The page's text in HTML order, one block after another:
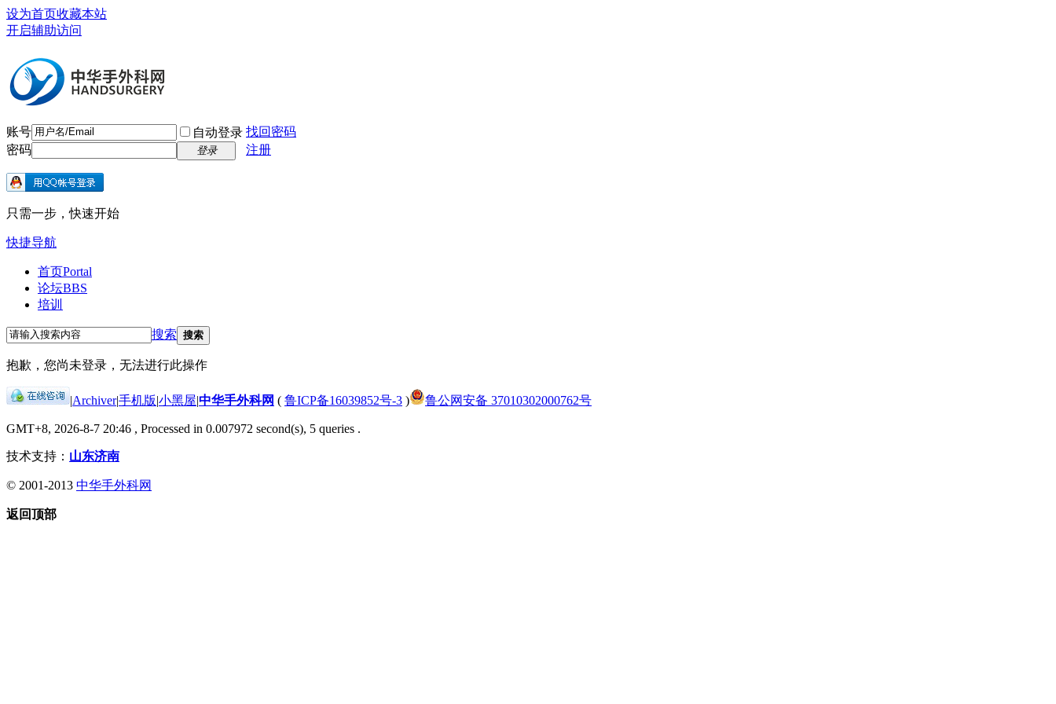
设为首页收藏本站
开启辅助访问
账号 自动登录 找回密码
密码
登录 注册
只需一步，快速开始
快捷导航
首页Portal
论坛BBS
培训
搜索 搜索
抱歉，您尚未登录，无法进行此操作
|Archiver|手机版|小黑屋|中华手外科网 ( 鲁ICP备16039852号-3 ) 鲁公网安备 37010302000762号
GMT+8, 2026-8-7 20:46 , Processed in 0.007972 second(s), 5 queries .
技术支持： 山东济南
© 2001-2013 中华手外科网
返回顶部